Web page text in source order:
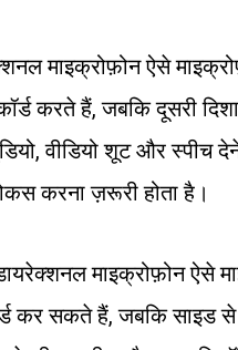
माइक्रोफ़ोन ऐसे
करते हैं, जबकि दूसरी
वीडियो शूट और
करना ज़रूरी होता है।
माइक्रोफ़ोन ऐसे
कर सकते हैं, जबकि साइड